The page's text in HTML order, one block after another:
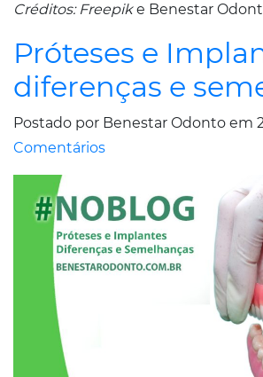
Créditos: Freepike Benestar
Próteses e
diferenças e
Postado por Benestar Odonto em
Comentários